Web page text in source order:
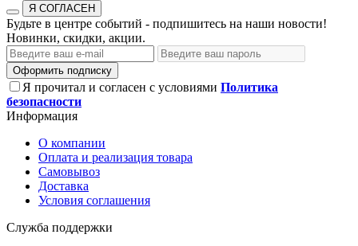
Я СОГЛАСЕН
Будьте в центре событий - подпишитесь на наши новости!
Новинки, скидки, акции.
Оформить подписку
Я прочитал и согласен с условиями Политика
безопасности
Информация
О компании
Оплата и реализация товара
Самовывоз
Доставка
Условия соглашения
Служба поддержки